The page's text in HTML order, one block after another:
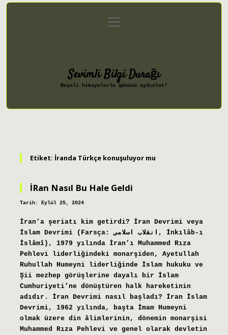
Gizlilik Politikası
menüyü
aç
Sevimli Bilgi Durağı
Neşeli hikayelerle gününü aydınlat!
Etiket: İranda Türkçe konuşuluyor mu
İRan Nasıl Bu Hale Geldi
Tarih: Eylül 25, 2024
İran’a şeriatı kim getirdi? İran Devrimi veya
İslam Devrimi (Farsça: انقلاب اسلامی, İnkılâb-ı
İslâmî), 1979 yılında İran’ı Muhammed Rıza
Pehlevi liderliğindeki monarşiden, Ayetullah
Ruhullah Humeyni liderliğinde İslam hukuku ve
Şii mezhep görüşlerine dayalı bir İslam
Cumhuriyeti’ne dönüştüren halk hareketinin
adıdır. İran Devrimi nasıl başladı? İran İslam
Devrimi, 1962 yılında, başta İmam Humeyni
olmak üzere din âlimlerinin, dönemin monarşisi
Muhammed Rıza Pehlevi ve genel olarak devletin